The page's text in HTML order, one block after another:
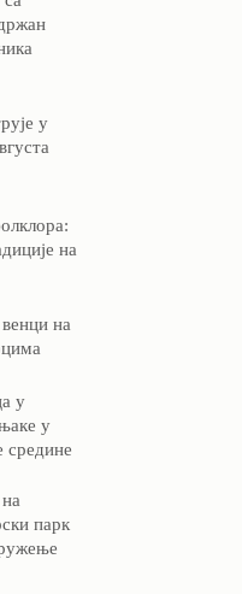
у
на
на
у
у
средине
парк